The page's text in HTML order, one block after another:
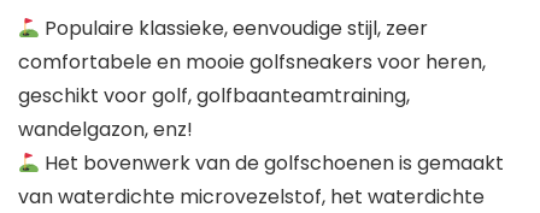
Populaire klassieke, eenvoudige stijl, zeer
comfortabele en mooie golfsneakers voor heren,
geschikt voor golf, golfbaanteamtraining,
wandelgazon, enz!
Het bovenwerk van de golfschoenen is gemaakt
van waterdichte microvezelstof, het waterdichte